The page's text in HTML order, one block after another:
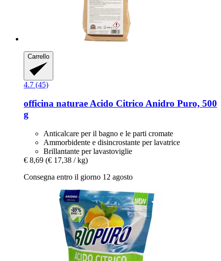
Carrello
4.7 (45)
officina naturaeAcido Citrico Anidro Puro, 500
g
Anticalcare per il bagno e le parti cromate
Ammorbidente e disincrostante per lavatrice
Brillantante per lavastoviglie
€ 8,69 (€ 17,38 / kg)
Consegna entro il giorno 12 agosto